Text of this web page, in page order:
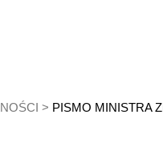
> PISMO MINISTRA